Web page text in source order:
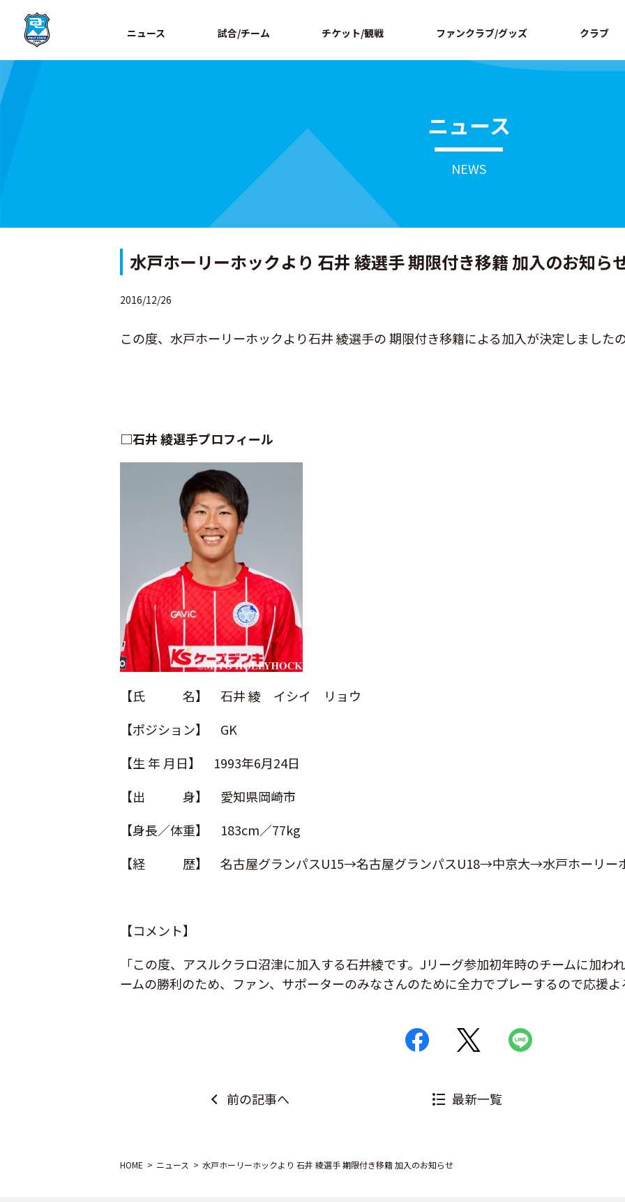
ニュース 試合/チーム チケット/観戦 ファンクラブ/グッズ クラブ
ニュース
NEWS
水戸ホーリーホックより 石井 綾選手 期限付き移籍 加入のお知ら
2016/12/26
この度、水戸ホーリーホックより石井 綾選手の 期限付き移籍による加入が決定しました
□石井 綾選手プロフィール
【氏 名】 石井 綾 イシイ リョウ
【ポジション】 GK
【生 年 月日】 1993年6月24日
【出 身】 愛知県岡崎市
【身長／体重】 183cm／77kg
【経 歴】 名古屋グランパスU15→名古屋グランパスU18→中京大→水戸ホーリー
【コメント】
「この度、アスルクラロ沼津に加入する石井綾です。Jリーグ参加初年時のチームに加わ
ームの勝利のため、ファン、サポーターのみなさんのために全力でプレーするので応援
前の記事へ 最新一覧
HOME ニュース 水戸ホーリーホックより 石井 綾選手 期限付き移籍 加入のお知らせ